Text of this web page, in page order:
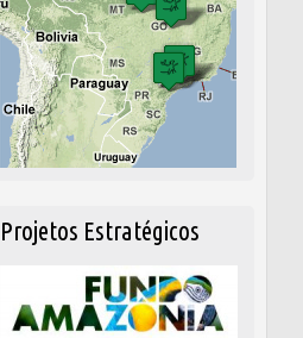
Projetos Estratégicos